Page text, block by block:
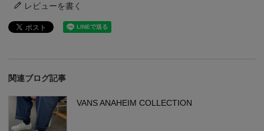
レビューを書く
関連ブログ記事
VANS ANAHEIM COLLECTION